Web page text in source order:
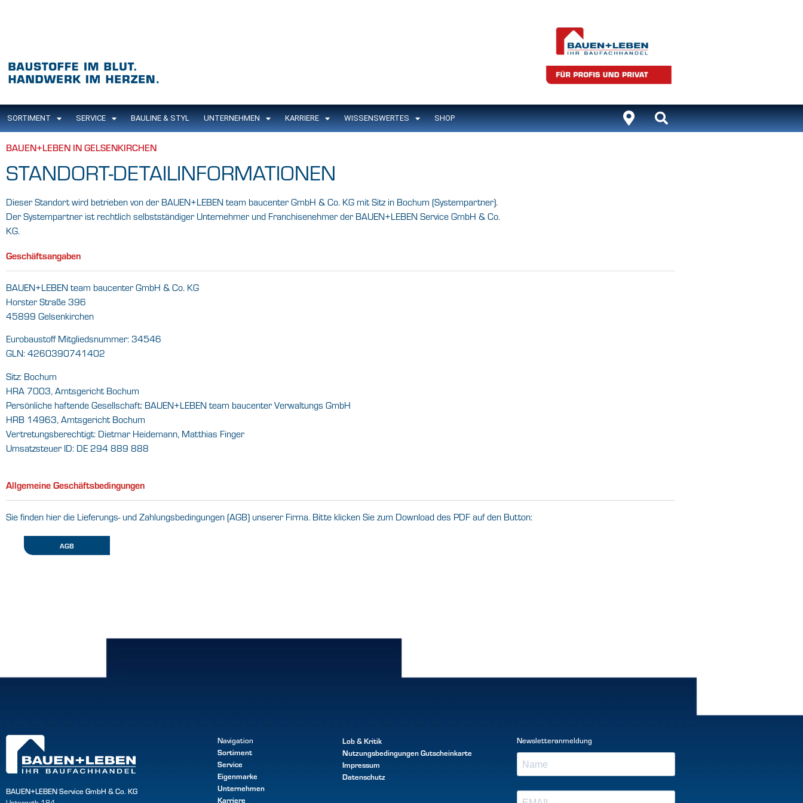
SORTIMENT SERVICE BAULINE & STYL UNTERNEHMEN KARRIERE WISSENSWERTES SHOP
BAUEN+LEBEN IN GELSENKIRCHEN
STANDORT-DETAILINFORMATIONEN
Dieser Standort wird betrieben von der BAUEN+LEBEN team baucenter GmbH & Co. KG mit Sitz in Bochum (Systempartner).
Der Systempartner ist rechtlich selbstständiger Unternehmer und Franchisenehmer der BAUEN+LEBEN Service GmbH & Co.
KG.
Geschäftsangaben
BAUEN+LEBEN team baucenter GmbH & Co. KG
Horster Straße 396
45899 Gelsenkirchen
Eurobaustoff Mitgliedsnummer: 34546
GLN: 4260390741402
Sitz: Bochum
HRA 7003, Amtsgericht Bochum
Persönliche haftende Gesellschaft: BAUEN+LEBEN team baucenter Verwaltungs GmbH
HRB 14963, Amtsgericht Bochum
Vertretungsberechtigt: Dietmar Heidemann, Matthias Finger
Umsatzsteuer ID: DE 294 889 888
Allgemeine Geschäftsbedingungen
Sie finden hier die Lieferungs- und Zahlungsbedingungen (AGB) unserer Firma. Bitte klicken Sie zum Download des PDF auf den Button:
AGB
BAUEN+LEBEN Service GmbH & Co. KG
Navigation
Sortiment
Service
Eigenmarke
Unternehmen
Karriere
Lob & Kritik
NutzungsbedingungenGutscheinkarte
Impressum
Datenschutz
Newsletteranmeldung